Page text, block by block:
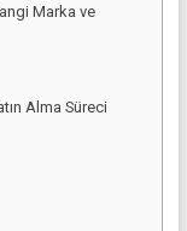
Marka ve
Alma Süreci